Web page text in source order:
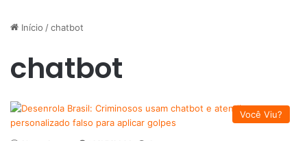
Início /chatbot
chatbot
Você Viu?